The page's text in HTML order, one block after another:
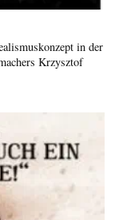
in der
Krzysztof